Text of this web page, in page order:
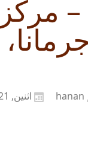
اثنين, 06/28/2021 - 07:25 hanan